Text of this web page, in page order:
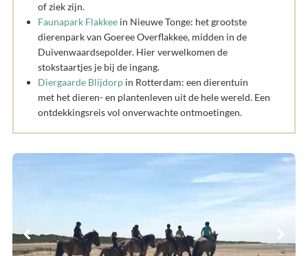
of ziek zijn.
Faunapark Flakkee in Nieuwe Tonge: het grootste
dierenpark van Goeree Overflakkee, midden in de
Duivenwaardsepolder. Hier verwelkomen de
stokstaartjes je bij de ingang.
Diergaarde Blijdorp in Rotterdam: een dierentuin
met het dieren- en plantenleven uit de hele wereld. Een
ontdekkingsreis vol onverwachte ontmoetingen.